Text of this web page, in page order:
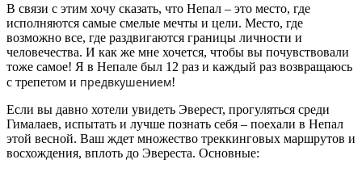
В связи с этим хочу сказать, что Непал – это место, где
исполняются самые смелые мечты и цели. Место, где
возможно все, где раздвигаются границы личности и
человечества. И как же мне хочется, чтобы вы почувствовали
тоже самое! Я в Непале был 12 раз и каждый раз возвращаюсь
с трепетом и предвкушением!
Если вы давно хотели увидеть Эверест, прогуляться среди
Гималаев, испытать и лучше познать себя – поехали в Непал
этой весной. Ваш ждет множество треккинговых маршрутов и
восхождения, вплоть до Эвереста. Основные: